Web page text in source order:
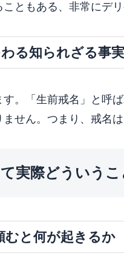
ともある、非常にデリ
る知られざる事実
。「生前戒名」と呼
せん。つまり、戒名
実際どういう
むと何が起きるか